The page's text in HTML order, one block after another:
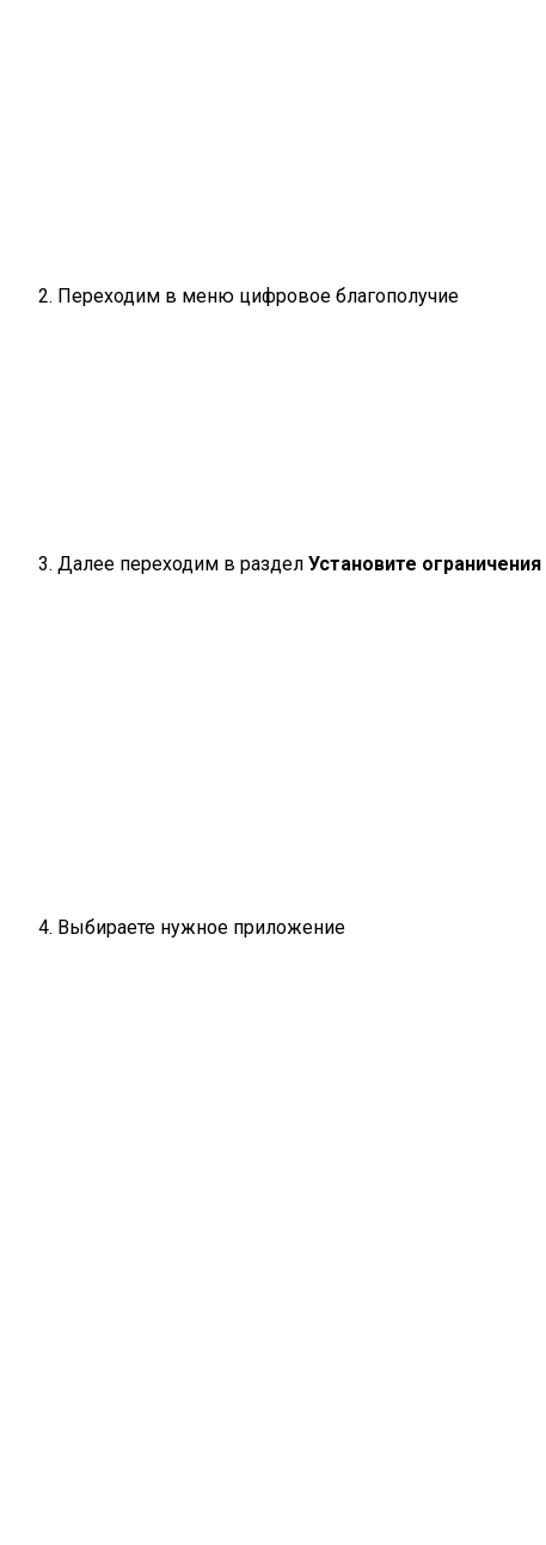
Переходим в меню цифровое благополучие
Далее переходим в раздел Установите ограничения
Выбираете нужное приложение